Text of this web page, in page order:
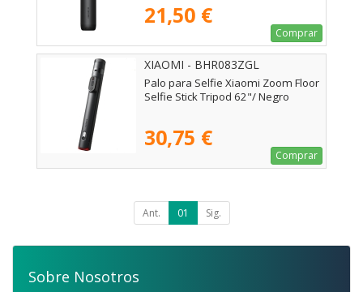
21,50 €
Comprar
XIAOMI - BHR083ZGL
Palo para Selfie Xiaomi Zoom Floor
Selfie Stick Tripod 62"/ Negro
30,75 €
Comprar
Ant. 01 Sig.
Sobre Nosotros